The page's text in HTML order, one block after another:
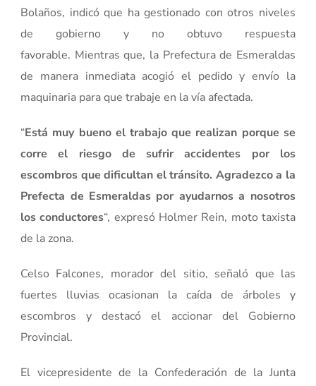
Bolaños, indicó que ha gestionado con otros niveles
de gobierno y no obtuvo respuesta
favorable. Mientras que, la Prefectura de Esmeraldas
de manera inmediata acogió el pedido y envío la
maquinaria para que trabaje en la vía afectada.
“Está muy bueno el trabajo que realizan porque se
corre el riesgo de sufrir accidentes por los
escombros que dificultan el tránsito. Agradezco a la
Prefecta de Esmeraldas por ayudarnos a nosotros
los conductores“, expresó Holmer Rein, moto taxista
de la zona.
Celso Falcones, morador del sitio, señaló que las
fuertes lluvias ocasionan la caída de árboles y
escombros y destacó el accionar del Gobierno
Provincial.
El vicepresidente de la Confederación de la Junta